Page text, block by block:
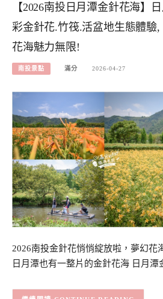
【2026南投日月潭金針花海】
彩金針花.竹筏.活盆地生態體驗
花海魅力無限!
南投景點 滿分 2026-04-27
2026南投金針花悄悄綻放啦，夢幻花
日月潭也有一整片的金針花海 日月